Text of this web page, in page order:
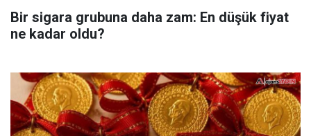
Bir sigara grubuna daha zam: En düşük fiyat
ne kadar oldu?